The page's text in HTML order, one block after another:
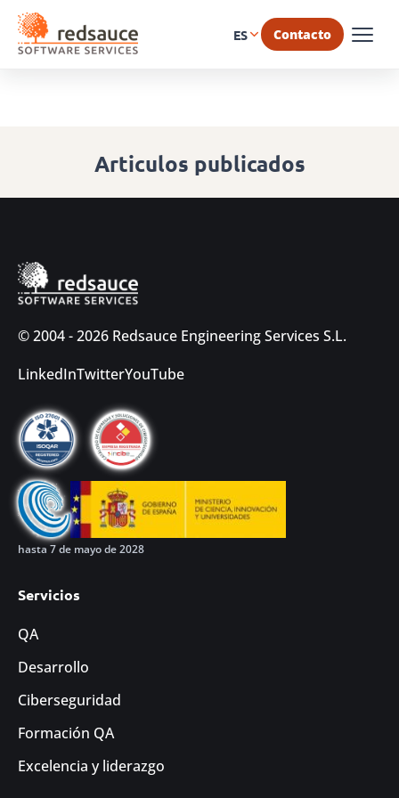
ES Contacto
Articulos publicados
© 2004 - 2026 Redsauce Engineering Services S.L.
LinkedInTwitterYouTube
hasta 7 de mayo de 2028
Servicios
QA
Desarrollo
Ciberseguridad
Formación QA
Excelencia y liderazgo